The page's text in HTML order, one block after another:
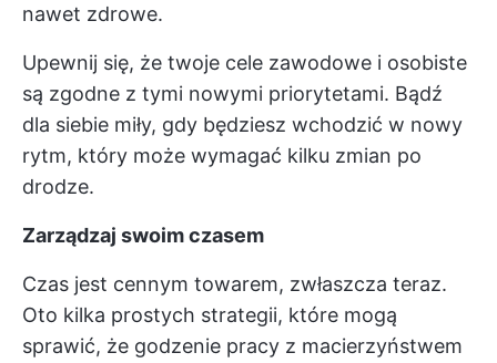
nawet zdrowe.
Upewnij się, że twoje cele zawodowe i osobiste
są zgodne z tymi nowymi priorytetami. Bądź
dla siebie miły, gdy będziesz wchodzić w nowy
rytm, który może wymagać kilku zmian po
drodze.
Zarządzaj swoim czasem
Czas jest cennym towarem, zwłaszcza teraz.
Oto kilka prostych strategii, które mogą
sprawić, że godzenie pracy z macierzyństwem